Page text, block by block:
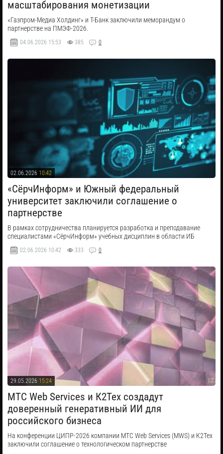
масштабирования монетизации
«Газпром-Медиа Холдинг» и Т-Банк заключили меморандум о
партнерстве на ПМЭФ-2026.
04.06.2026 15:53 385 0
02.06.2026 10:42
«СёрчИнформ» и Южный федеральный
университет заключили соглашение о
партнерстве
В рамках сотрудничества планируется разработка и преподавание
специалистами «СёрчИнформ» учебных дисциплин в области ИБ
02.06.2026 10:42 333 0
29.05.2026 15:24
МТС Web Services и К2Тех создадут
доверенный генеративный ИИ для
российского бизнеса
На конференции ЦИПР-2026 компании МТС Web Services (MWS) и К2Тех
заключили соглашение о технологическом партнерстве